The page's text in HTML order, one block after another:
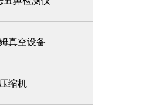
真空设备
压缩机